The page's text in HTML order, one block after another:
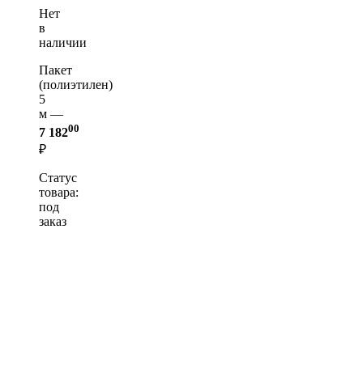
Нет
в
наличии
Пакет
(полиэтилен)
5
м —
7 18200
₽
Статус
товара:
под
заказ